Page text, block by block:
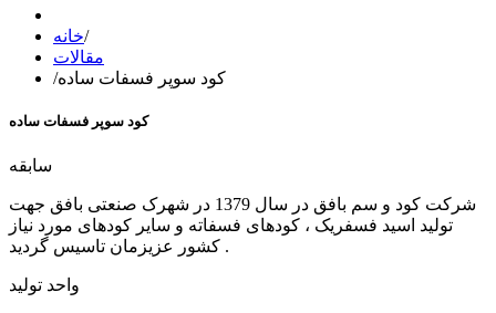
خانه/
مقالات
/کود سوپر فسفات ساده
کود سوپر فسفات ساده
سابقه
شرکت کود و سم بافق در سال 1379 در شهرک صنعتی بافق جهت
تولید اسید فسفریک ، کودهای فسفاته و سایر کودهای مورد نیاز
کشور عزیزمان تاسیس گردید .
واحد تولید